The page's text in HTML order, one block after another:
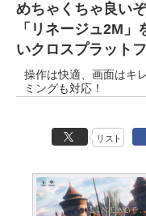
めちゃくちゃ良い
「リネージュ2M
いクロスプラット
操作は快適、画面はキ
ミングも対応！
リスト